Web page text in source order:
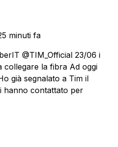
minuti fa
@TIM_Official 23/06 i
collegare la fibra Ad oggi
già segnalato a Tim il
hanno contattato per